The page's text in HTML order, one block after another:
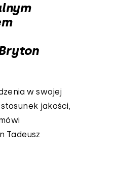
w swojej
jakości,
Tadeusz